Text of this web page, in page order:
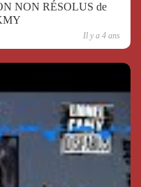
NON RÉSOLUS de
Il y a 4 ans